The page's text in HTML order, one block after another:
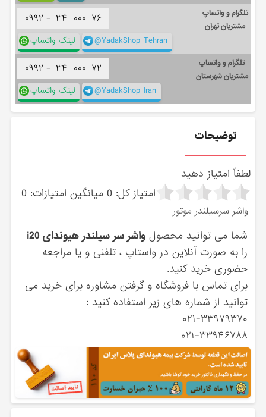
تلگرام و واتساپ
مشتریان تهران
۰۹۹۲ - ۳۴ ۰۰۰ ۷۶
لینک واتساپ @YadakShop_Tehran
تلگرام و واتساپ
مشتریان شهرستان
۰۹۹۲ - ۳۴ ۰۰۰ ۷۲
لینک واتساپ @YadakShop_Iran
توضیحات
لطفاً امتیاز دهید
امتیاز کل: 0 میانگین امتیازات: 0
واشر سرسیلندر موتور
شما می توانید محصولواشر سر سیلندر هیوندای i20
را به صورت آنلاین در واستاپ ، تلفنی و یا مراجعه
حضوری خرید کنید.
برای تماس با فروشگاه و گرفتن مشاوره برای خرید می
توانید از شماره های زیر استفاده کنید :
۰۲۱-۳۳۹۷۹۳۷۰
۰۲۱-۳۳۹۴۶۷۸۸